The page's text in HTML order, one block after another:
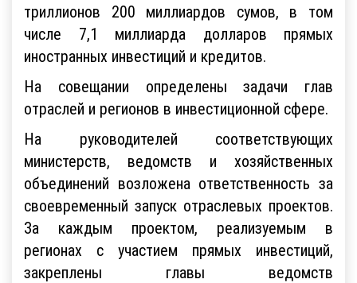
триллионов 200 миллиардов сумов, в том
числе 7,1 миллиарда долларов прямых
иностранных инвестиций и кредитов.
На совещании определены задачи глав
отраслей и регионов в инвестиционной сфере.
На руководителей соответствующих
министерств, ведомств и хозяйственных
объединений возложена ответственность за
своевременный запуск отраслевых проектов.
За каждым проектом, реализуемым в
регионах с участием прямых инвестиций,
закреплены главы ведомств